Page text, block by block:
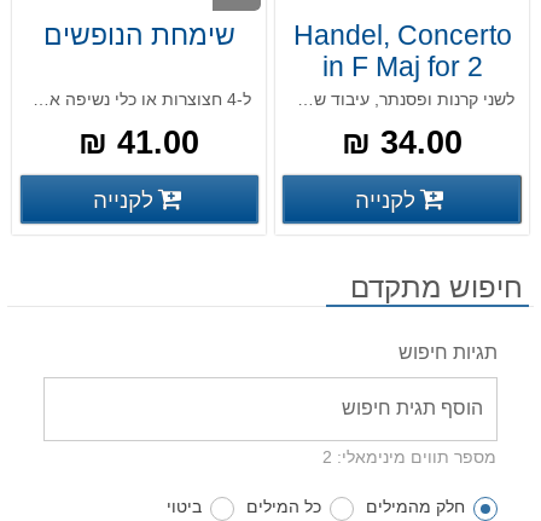
Handel, Concerto
in F Maj for 2
horns and piano
לשני קרנות ופסנתר, עיבוד של לב קוגן
34.00 ₪
פרטים נוספים פרטים נוספים לקנייה
שימחת הנופשים
ל-4 חצוצרות או כלי נשיפה אחרים
41.00 ₪
פרטים נוספים
לקנייה
חיפוש מתקדם
תגיות חיפוש
מספר תווים מינימאלי: 2
חלק מהמילים כל המילים ביטוי